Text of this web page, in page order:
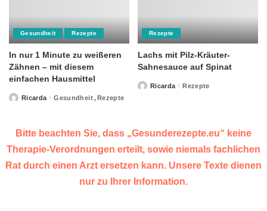
Gesundheit Rezepte
In nur 1 Minute zu weißeren
Zähnen – mit diesem
einfachen Hausmittel
PostedRicarda Gesundheit Rezepte
Rezepte
Lachs mit Pilz-Kräuter-
Sahnesauce auf Spinat
PostedRicarda Rezepte
Bitte beachten Sie, dass „Gesunderezepte.eu“ keine
Therapie-Verordnungen erteilt, sowie niemals fachlichen
Rat durch einen Arzt ersetzen kann. Unsere Texte dienen
nur zu Ihrer Information.